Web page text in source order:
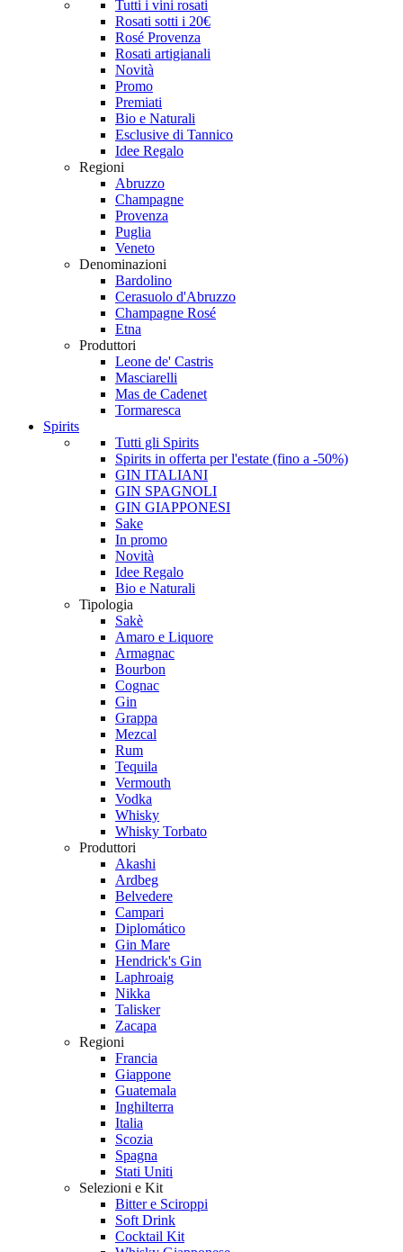
Tutti i vini rosati
Rosati sotti i 20€
Rosé Provenza
Rosati artigianali
Novità
Promo
Premiati
Bio e Naturali
Esclusive di Tannico
Idee Regalo
Regioni
Abruzzo
Champagne
Provenza
Puglia
Veneto
Denominazioni
Bardolino
Cerasuolo d'Abruzzo
Champagne Rosé
Etna
Produttori
Leone de' Castris
Masciarelli
Mas de Cadenet
Tormaresca
Spirits
Tutti gli Spirits
Spirits in offerta per l'estate (fino a -50%)
GIN ITALIANI
GIN SPAGNOLI
GIN GIAPPONESI
Sake
In promo
Novità
Idee Regalo
Bio e Naturali
Tipologia
Sakè
Amaro e Liquore
Armagnac
Bourbon
Cognac
Gin
Grappa
Mezcal
Rum
Tequila
Vermouth
Vodka
Whisky
Whisky Torbato
Produttori
Akashi
Ardbeg
Belvedere
Campari
Diplomático
Gin Mare
Hendrick's Gin
Laphroaig
Nikka
Talisker
Zacapa
Regioni
Francia
Giappone
Guatemala
Inghilterra
Italia
Scozia
Spagna
Stati Uniti
Selezioni e Kit
Bitter e Sciroppi
Soft Drink
Cocktail Kit